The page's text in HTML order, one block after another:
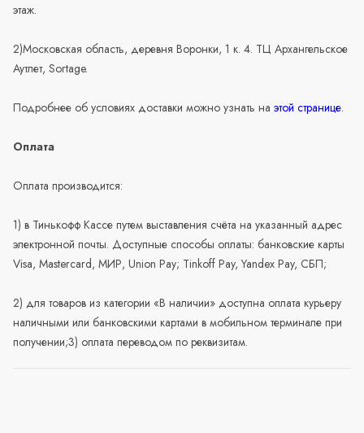
этаж.
2)Московская область, деревня Воронки, 1 к. 4. ТЦ Архангельское
Аутлет, Sortage.
Подробнее об условиях доставки можно узнать на этой странице.
Оплата
Оплата производится:
1) в Тинькофф Кассе путем выставления счёта на указанный адрес
электронной почты. Доступные способы оплаты: банковские карты
Visa, Mastercard, МИР, Union Pay; Tinkoff Pay, Yandex Pay, СБП;
2) для товаров из категории «В наличии» доступна оплата курьеру
наличными или банковскими картами в мобильном терминале при
получении;3) оплата переводом по реквизитам.